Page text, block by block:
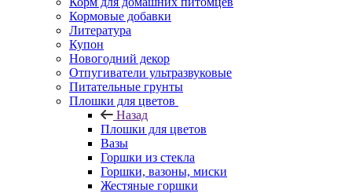
Кормовые добавки
Литература
Купон
Новогодний декор
Отпугиватели ультразвуковые
Питательные грунты
Плошки для цветов
Назад
Плошки для цветов
Вазы
Горшки из стекла
Горшки, вазоны, миски
Жестяные горшки